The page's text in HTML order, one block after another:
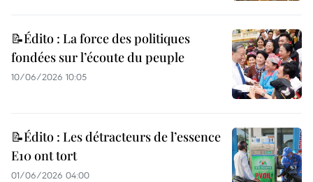
📝Édito : La force des politiques
fondées sur l’écoute du peuple
10/06/2026 10:05
📝Édito : Les détracteurs de l’essence
E10 ont tort
01/06/2026 04:00